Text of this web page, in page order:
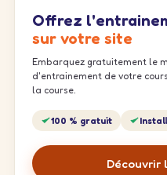
Offrez
sur votre site
Embarquez gratuitement le
d'entrainement de votre
la course.
100 % gratuit
Découvrir